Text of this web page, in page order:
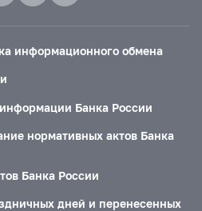
информационного обмена
Банка России
нормативных актов Банка
Банка России
дней и перенесенных